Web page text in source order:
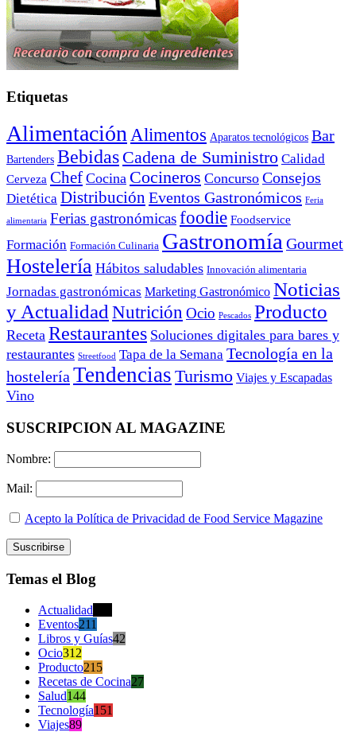
Etiquetas
Alimentación Alimentos Aparatos tecnológicos Bar
Bartenders Bebidas Cadena de Suministro Calidad
Cerveza Chef Cocina Cocineros Concurso Consejos
Dietética Distribución Eventos Gastronómicos Feria
alimentaria Ferias gastronómicasfoodie Foodservice
Formación Formación Culinaria Gastronomía Gourmet
Hostelería Hábitos saludables Innovación alimentaria
Jornadas gastronómicas Marketing Gastronómico Noticias
y Actualidad Nutrición Ocio Pescados Producto
Receta Restaurantes Soluciones digitales para bares y
restaurantes Streetfood Tapa de la Semana Tecnología en la
hostelería Tendencias Turismo Viajes y Escapadas
Vino
SUSCRIPCION AL MAGAZINE
Nombre:
Mail:
Acepto la Política de Privacidad de Food Service Magazine
Temas el Blog
Actualidad
Eventos211
Libros y Guías42
Ocio312
Producto215
Recetas de Cocina27
Salud144
Tecnología151
Viajes89